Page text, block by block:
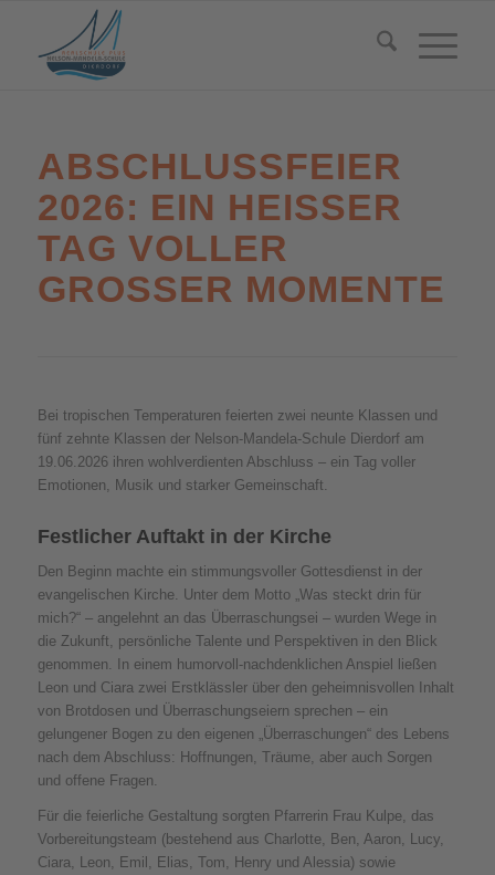
ABSCHLUSSFEIER
2026: EIN HEISSER T
AG VOLLER G
ROSSER MOMENTE
Bei tropischen Temperaturen feierten zwei neunte Klassen und
fünf zehnte Klassen der Nelson-Mandela-Schule Dierdorf am
19.06.2026 ihren wohlverdienten Abschluss – ein Tag voller
Emotionen, Musik und starker Gemeinschaft.
Festlicher Auftakt in der Kirche
Den Beginn machte ein stimmungsvoller Gottesdienst in der
evangelischen Kirche. Unter dem Motto „Was steckt drin für
mich?“ – angelehnt an das Überraschungsei – wurden Wege in
die Zukunft, persönliche Talente und Perspektiven in den Blick
genommen. In einem humorvoll-nachdenklichen Anspiel ließen
Leon und Ciara zwei Erstklässler über den geheimnisvollen Inhalt
von Brotdosen und Überraschungseiern sprechen – ein
gelungener Bogen zu den eigenen „Überraschungen“ des Lebens
nach dem Abschluss: Hoffnungen, Träume, aber auch Sorgen
und offene Fragen.
Für die feierliche Gestaltung sorgten Pfarrerin Frau Kulpe, das
Vorbereitungsteam (bestehend aus Charlotte, Ben, Aaron, Lucy,
Ciara, Leon, Emil, Elias, Tom, Henry und Alessia) sowie